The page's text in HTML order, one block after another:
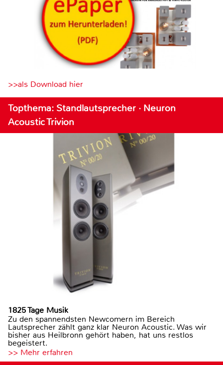
>>als Download hier
Topthema: Standlautsprecher · Neuron
Acoustic Trivion
1825 Tage Musik
Zu den spannendsten Newcomern im Bereich
Lautsprecher zählt ganz klar Neuron Acoustic. Was wir
bisher aus Heilbronn gehört haben, hat uns restlos
begeistert.
>> Mehr erfahren